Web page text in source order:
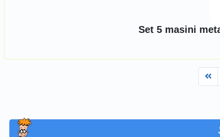
Set 5 masini